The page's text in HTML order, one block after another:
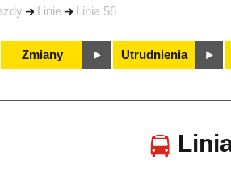
Linie Linia 56
Zmiany Utrudnienia